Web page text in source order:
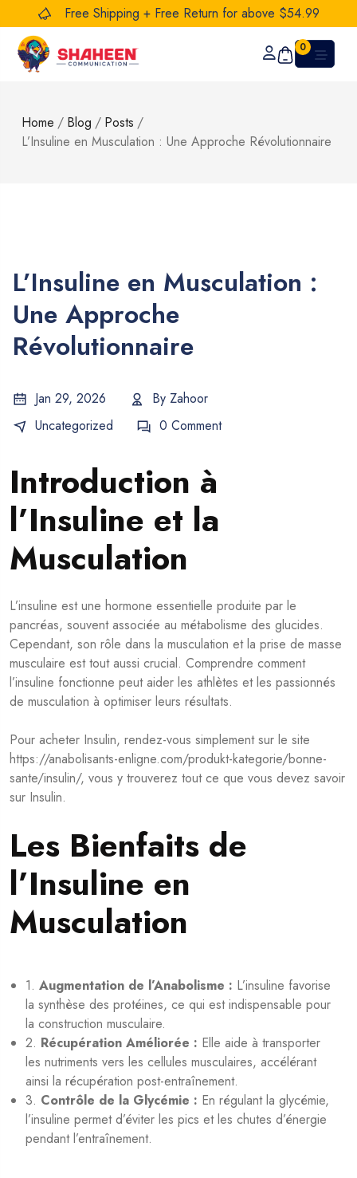
Free Shipping + Free Return for above $54.99
0
Home / Blog / Posts /
L’Insuline en Musculation : Une Approche Révolutionnaire
L’Insuline en Musculation :
Une Approche
Révolutionnaire
Jan 29, 2026 By Zahoor
Uncategorized
0 Comment
Introduction à
l’Insuline et la
Musculation
L’insuline est une hormone essentielle produite par le
pancréas, souvent associée au métabolisme des glucides.
Cependant, son rôle dans la musculation et la prise de masse
musculaire est tout aussi crucial. Comprendre comment
l’insuline fonctionne peut aider les athlètes et les passionnés
de musculation à optimiser leurs résultats.
Pour acheter Insulin, rendez-vous simplement sur le site
https://anabolisants-enligne.com/produkt-kategorie/bonne-
sante/insulin/, vous y trouverez tout ce que vous devez savoir
sur Insulin.
Les Bienfaits de
l’Insuline en
Musculation
1. Augmentation de l’Anabolisme : L’insuline favorise
la synthèse des protéines, ce qui est indispensable pour
la construction musculaire.
2. Récupération Améliorée : Elle aide à transporter
les nutriments vers les cellules musculaires, accélérant
ainsi la récupération post-entraînement.
3. Contrôle de la Glycémie : En régulant la glycémie,
l’insuline permet d’éviter les pics et les chutes d’énergie
pendant l’entraînement.